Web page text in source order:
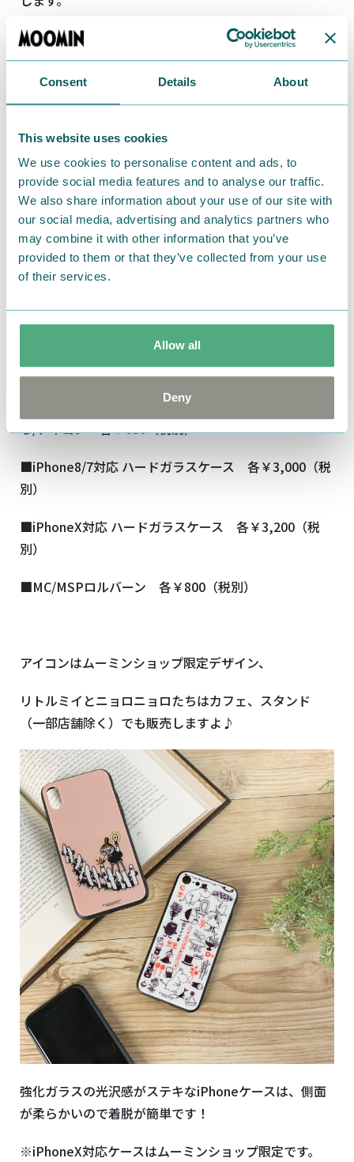
Consent Details About
This website uses cookies
We use cookies to personalise content and ads, to
provide social media features and to analyse our traffic.
We also share information about your use of our site with
our social media, advertising and analytics partners who
may combine it with other information that you’ve
provided to them or that they’ve collected from your use
of their services.
Allow all
Deny
【商品詳細】
■クリアファイル6P+F リトルミイとニョロニョロた
ち/アイコン 各￥650（税別）
■iPhone8/7対応 ハードガラスケース 各￥3,000（税
別）
■iPhoneX対応 ハードガラスケース 各￥3,200（税
別）
■MC/MSPロルバーン 各￥800（税別）
アイコンはムーミンショップ限定デザイン、
リトルミイとニョロニョロたちはカフェ、スタンド
（一部店舗除く）でも販売しますよ♪
強化ガラスの光沢感がステキなiPhoneケースは、側面
が柔らかいので着脱が簡単です！
※iPhoneX対応ケースはムーミンショップ限定です。